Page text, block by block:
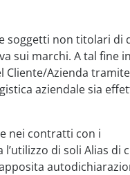
soggetti non titolari di
sui marchi. A tal fine
Azienda
aziendale sia
nei contratti con i
di soli Alias di